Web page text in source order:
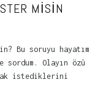
MISIN
Bu soruyu hayatım
sordum. Olayın özü
istediklerini